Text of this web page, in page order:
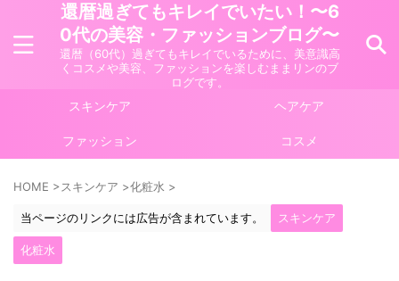
還暦過ぎてもキレイでいたい！〜6
0代の美容・ファッションブログ〜
還暦（60代）過ぎてもキレイでいるために、美意識高
くコスメや美容、ファッションを楽しむままリンのブ
ログです。
スキンケア ヘアケア
ファッション コスメ
HOME >スキンケア >化粧水 >
当ページのリンクには広告が含まれています。 スキンケア
化粧水